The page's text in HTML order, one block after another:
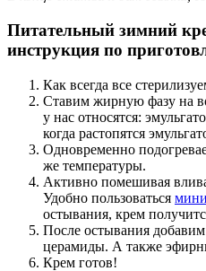
Питательный зимний
инструкция по
Как всегда все
Ставим жирную фазу на
у нас относятся:
когда растопятся
Одновременно
же температуры.
Активно помешивая
Удобно пользоваться
остывания, крем
После остывания
церамиды. А также
Крем готов!